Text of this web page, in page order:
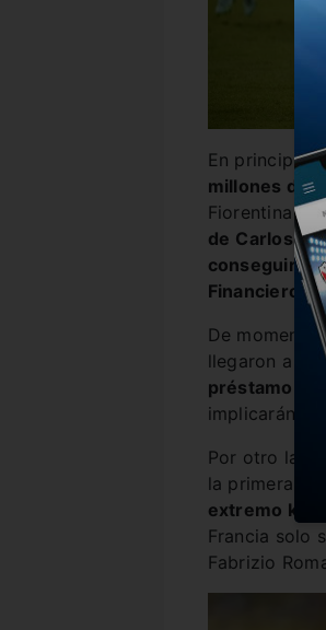
En principio,
millones de
Fiorentina
de Carlos
conseguir
Financiero .
De
llegaron a un
préstamo
implicarán
Por otro lado,
la primera
extremo
Francia solo
Fabrizio